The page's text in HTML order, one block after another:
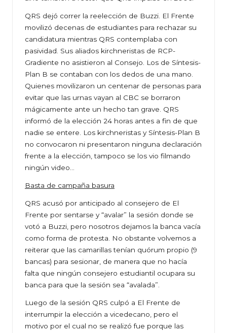
QRS dejó correr la reelección de Buzzi. El Frente
movilizó decenas de estudiantes para rechazar su
candidatura mientras QRS contemplaba con
pasividad. Sus aliados kirchneristas de RCP-
Gradiente no asistieron al Consejo. Los de Síntesis-
Plan B se contaban con los dedos de una mano.
Quienes movilizaron un centenar de personas para
evitar que las urnas vayan al CBC se borraron
mágicamente ante un hecho tan grave. QRS
informó de la elección 24 horas antes a fin de que
nadie se entere. Los kirchneristas y Síntesis-Plan B
no convocaron ni presentaron ninguna declaración
frente a la elección, tampoco se los vio filmando
ningún video…
Basta de campaña basura
QRS acusó por anticipado al consejero de El
Frente por sentarse y “avalar” la sesión donde se
votó a Buzzi, pero nosotros dejamos la banca vacía
como forma de protesta. No obstante volvemos a
reiterar que las camarillas tenían quórum propio (9
bancas) para sesionar, de manera que no hacía
falta que ningún consejero estudiantil ocupara su
banca para que la sesión sea “avalada”.
Luego de la sesión QRS culpó a El Frente de
interrumpir la elección a vicedecano, pero el
motivo por el cual no se realizó fue porque las